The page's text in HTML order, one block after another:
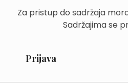
Za pristup do sadržaja
Sadržajima se
Prijava